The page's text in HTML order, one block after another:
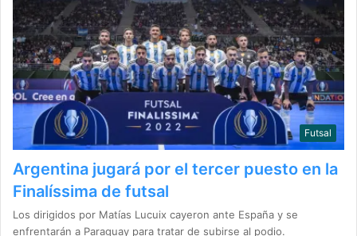
Futsal
Argentina jugará por el tercer puesto en la
Finalíssima de futsal
Los dirigidos por Matías Lucuix cayeron ante España y se
enfrentarán a Paraguay para tratar de subirse al podio.